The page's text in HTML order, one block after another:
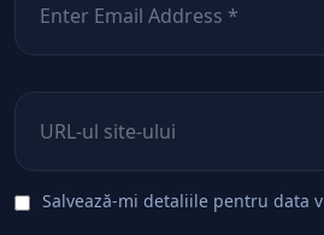
Salvează-mi detaliile pentru data